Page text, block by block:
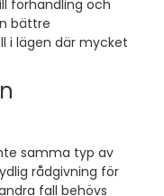
förhandling och
bättre
i lägen där mycket
samma typ av
rådgivning för
fall behövs